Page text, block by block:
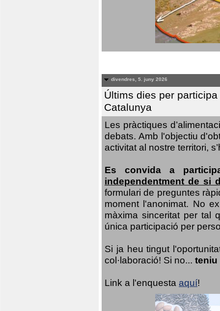
divendres, 5. juny 2026
Últims dies per
Catalunya
Les pràctiques
debats. Amb l'objectiu
activitat al nostre territori,
Es convida a
independentment de si
formulari de preguntes
moment l'anonimat. No
màxima sinceritat per tal
única participació per
Si ja heu tingut
col·laboració! Si no... teniu
Link a l'enquesta aquí!